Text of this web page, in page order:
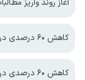
آغاز روند واریز
کاهش ۶۰ درصدی دریافتی حقوق بازنشستگان دولت
کاهش ۶۰ درصدی دریافتی حقوق بازنشستگان دولت